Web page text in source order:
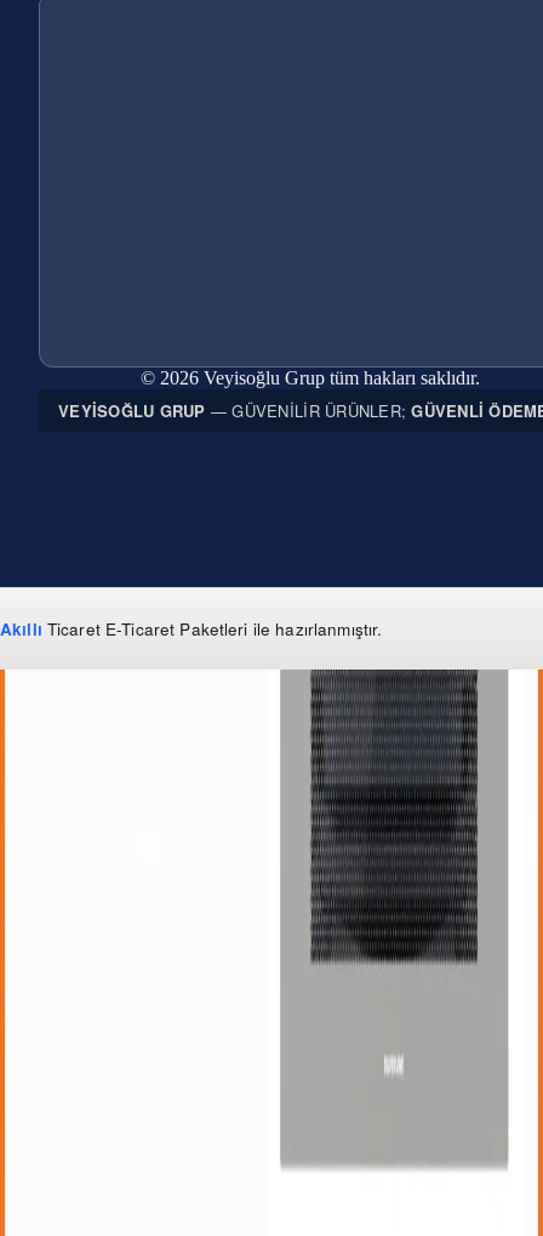
© 2026 Veyisoğlu Grup tüm hakları saklıdır.
VEYISOĞLU GRUP — GÜVENILIR ÜRÜNLER;GÜVENLI
Akıllı Ticaret E-Ticaret Paketleri ile hazırlanmıştır.